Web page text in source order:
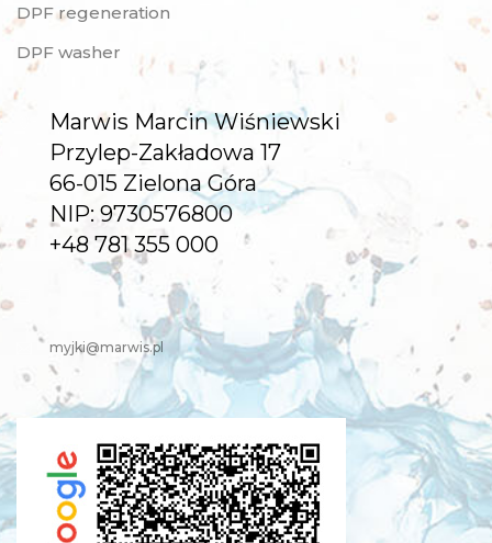
DPF regeneration
DPF washer
Marwis Marcin Wiśniewski
Przylep-Zakładowa 17
66-015 Zielona Góra
NIP: 9730576800
+48 781 355 000
myjki@marwis.pl